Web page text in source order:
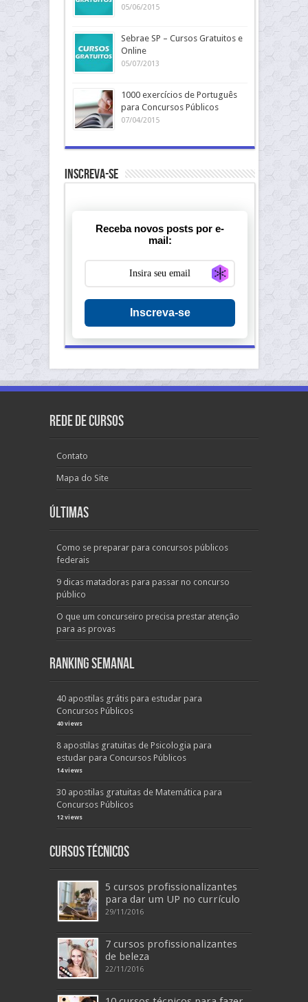
05/06/2015
Sebrae SP – Cursos Gratuitos e
Online
05/07/2013
1000 exercícios de Português
para Concursos Públicos
07/04/2015
Inscreva-se
Receba novos posts por e-
mail:
Inscreva-se
Rede de Cursos
Contato
Mapa do Site
Últimas
Como se preparar para concursos públicos
federais
9 dicas matadoras para passar no concurso
público
O que um concurseiro precisa prestar atenção
para as provas
Ranking Semanal
40 apostilas grátis para estudar para
Concursos Públicos
40 views
8 apostilas gratuitas de Psicologia para
estudar para Concursos Públicos
14 views
30 apostilas gratuitas de Matemática para
Concursos Públicos
12 views
Cursos Técnicos
5 cursos profissionalizantes
para dar um UP no currículo
29/11/2016
7 cursos profissionalizantes
de beleza
22/11/2016